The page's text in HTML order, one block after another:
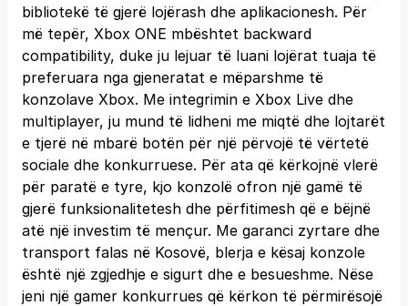
bibliotekë të gjerë lojërash dhe aplikacionesh. Për
më tepër, Xbox ONE mbështet backward
compatibility, duke ju lejuar të luani lojërat tuaja të
preferuara nga gjeneratat e mëparshme të
konzolave Xbox. Me integrimin e Xbox Live dhe
multiplayer, ju mund të lidheni me miqtë dhe lojtarët
e tjerë në mbarë botën për një përvojë të vërtetë
sociale dhe konkurruese. Për ata që kërkojnë vlerë
për paratë e tyre, kjo konzolë ofron një gamë të
gjerë funksionalitetesh dhe përfitimesh që e bëjnë
atë një investim të mençur. Me garanci zyrtare dhe
transport falas në Kosovë, blerja e kësaj konzole
është një zgjedhje e sigurt dhe e besueshme. Nëse
jeni një gamer konkurrues që kërkon të përmirësojë